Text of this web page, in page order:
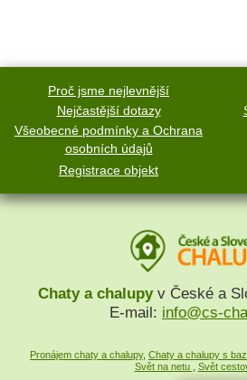
Proč jsme nejlevnější
Nejčastější dotazy
Všeobecné podmínky a Ochrana
osobních údajů
Registrace objekt
Chaty a chalupyv České a
E-mail: info@cs-
Pronájem chaty a chalupy, Chaty a chalupy s
Svět na netu , Svět